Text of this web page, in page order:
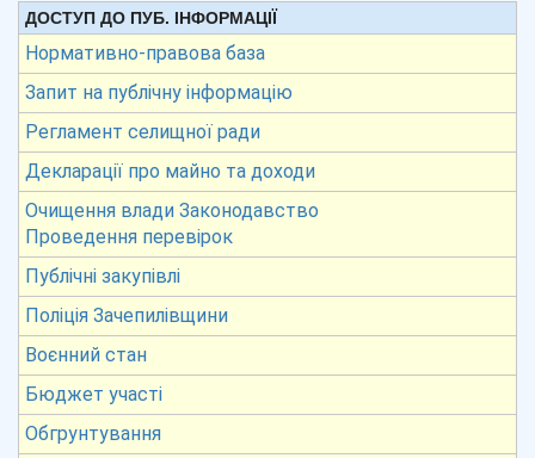
ДОСТУП ДО ПУБ. ІНФОРМАЦІЇ
Нормативно-правова база
Запит на публічну інформацію
Регламент селищної ради
Декларації про майно та доходи
Очищення влади Законодавство
Проведення перевірок
Публічні закупівлі
Поліція Зачепилівщини
Воєнний стан
Бюджет участі
Обгрунтування